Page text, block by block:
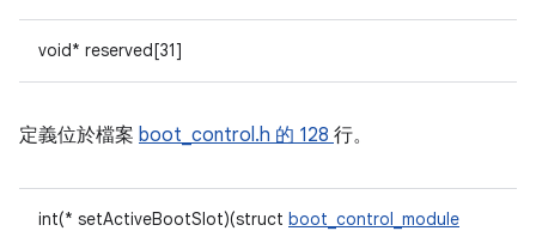
void* reserved[31]
定義位於檔案 boot_control.h 的 128 行。
int(* setActiveBootSlot)(struct boot_control_module